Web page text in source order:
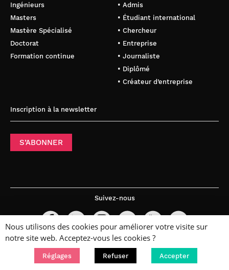
Ingénieurs
Masters
Mastère Spécialisé
Doctorat
Formation continue
• Admis
• Étudiant international
• Chercheur
• Entreprise
• Journaliste
• Diplômé
• Créateur d’entreprise
Inscription à la newsletter
S’ABONNER
Suivez-nous
Nous utilisons des cookies pour améliorer votre visite sur
notre site web. Acceptez-vous les cookies ?
Réglages Refuser Accepter